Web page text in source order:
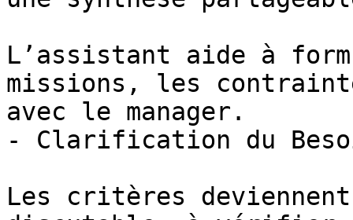
L’assistant aide à
missions, les
avec le manager.
- Clarification du
Les critères